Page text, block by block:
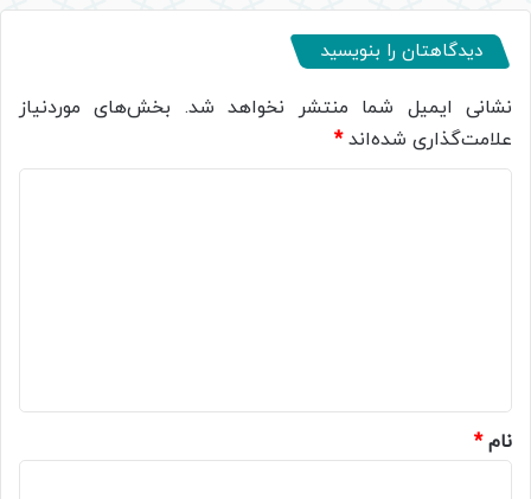
دیدگاهتان را بنویسید
نشانی ایمیل شما منتشر نخواهد شد. بخش‌های موردنیاز
علامت‌گذاری شده‌اند*
نام*